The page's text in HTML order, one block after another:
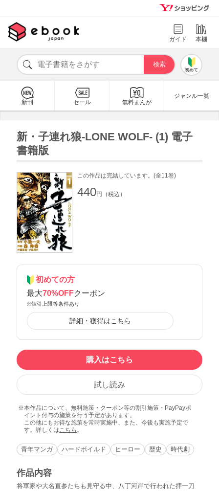
ガイド 本棚
初めて
新刊 セール 無料まんが
ジャンル一覧
新・子連れ狼-LONE WOLF- (1) 電子
書籍版
この作品は完結しています。(全11巻)
440円（税込）
初めての方
最大70%OFFクーポン
※値引上限等条件あり
詳細・獲得はこちら
購入はこちら
試し読み
本作品について、無料施策・クーポン等の割引施策・PayPayポ
イント付与の施策を行う予定があります。
この他にもお得な施策を常時実施中、また、今後も実施予定で
す。詳しくはこちら 。
青年マンガ ハードボイルド ヒーロー 歴史 時代劇
作品内容
将軍家や大名直参たちも見守る中、八丁河岸で行われた拝一刀